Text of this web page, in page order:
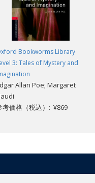
Bookworms Library
3: Tales of Mystery and
Allan Poe; Margaret
考価格（税込）: ¥869